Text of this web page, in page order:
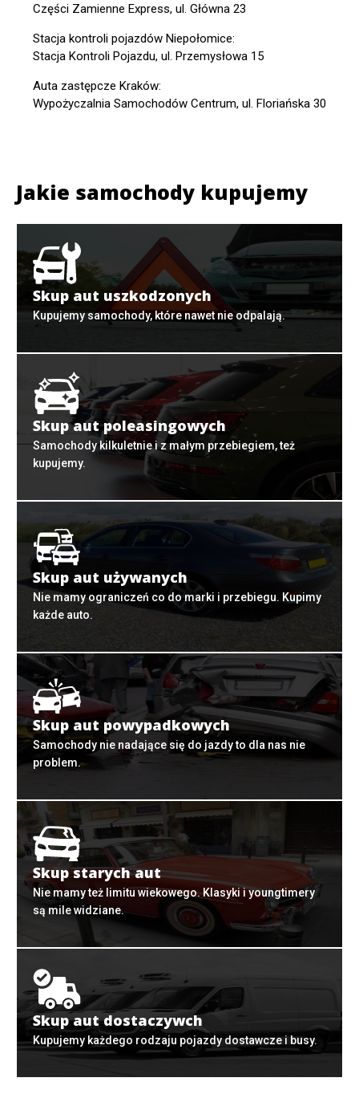
Części Zamienne Express, ul. Główna 23
Stacja kontroli pojazdów Niepołomice:
Stacja Kontroli Pojazdu, ul. Przemysłowa 15
Auta zastępcze Kraków:
Wypożyczalnia Samochodów Centrum, ul. Floriańska 30
Jakie samochody kupujemy
Skup aut uszkodzonych
Kupujemy samochody, które nawet nie odpalają.
Skup aut poleasingowych
Samochody kilkuletnie i z małym przebiegiem, też
kupujemy.
Skup aut używanych
Nie mamy ograniczeń co do marki i przebiegu. Kupimy
każde auto.
Skup aut powypadkowych
Samochody nie nadające się do jazdy to dla nas nie
problem.
Skup starych aut
Nie mamy też limitu wiekowego. Klasyki i youngtimery
są mile widziane.
Skup aut dostaczywch
Kupujemy każdego rodzaju pojazdy dostawcze i busy.